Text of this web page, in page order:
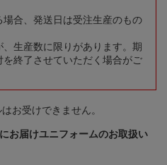
合、発送日は受注生産のもの
生産数に限りがあります。期
終了させていただく場合がご
お受けできません。
お届けユニフォームのお取扱い